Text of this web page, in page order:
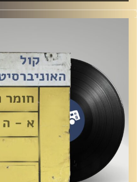
שעה של מוזיקה ישראלית עם גילי לבנה
Elior Buchnik